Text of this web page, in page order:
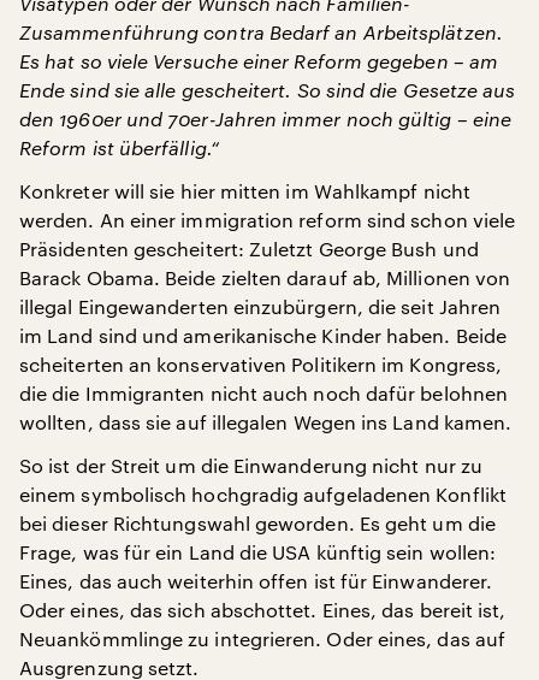
Zusammenführung contra Bedarf an Arbeitsplätzen.
Es hat so viele Versuche einer Reform gegeben – am
Ende sind sie alle gescheitert. So sind die Gesetze aus
den 1960er und 70er-Jahren immer noch gültig – eine
Reform ist überfällig.“
Konkreter will sie hier mitten im Wahlkampf nicht
werden. An einer immigration reform sind schon viele
Präsidenten gescheitert: Zuletzt George Bush und
Barack Obama. Beide zielten darauf ab, Millionen von
illegal Eingewanderten einzubürgern, die seit Jahren
im Land sind und amerikanische Kinder haben. Beide
scheiterten an konservativen Politikern im Kongress,
die die Immigranten nicht auch noch dafür belohnen
wollten, dass sie auf illegalen Wegen ins Land kamen.
So ist der Streit um die Einwanderung nicht nur zu
einem symbolisch hochgradig aufgeladenen Konflikt
bei dieser Richtungswahl geworden. Es geht um die
Frage, was für ein Land die USA künftig sein wollen:
Eines, das auch weiterhin offen ist für Einwanderer.
Oder eines, das sich abschottet. Eines, das bereit ist,
Neuankömmlinge zu integrieren. Oder eines, das auf
Ausgrenzung setzt.